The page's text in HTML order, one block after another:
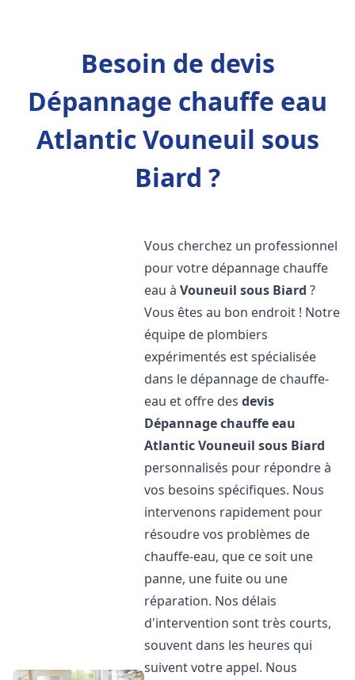
Besoin de devis
Dépannage chauffe eau
Atlantic Vouneuil sous
Biard ?
Vous cherchez un professionnel
pour votre dépannage chauffe
eau àVouneuil sous Biard ?
Vous êtes au bon endroit ! Notre
équipe de plombiers
expérimentés est spécialisée
dans le dépannage de chauffe-
eau et offre desdevis
Dépannage chauffe eau
AtlanticVouneuil sous Biard
personnalisés pour répondre à
vos besoins spécifiques. Nous
intervenons rapidement pour
résoudre vos problèmes de
chauffe-eau, que ce soit une
panne, une fuite ou une
réparation. Nos délais
d'intervention sont très courts,
souvent dans les heures qui
suivent votre appel. Nous